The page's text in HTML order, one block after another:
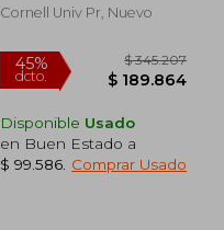
weapons
Cornell Univ Pr, Nuevo
Disponible Usado
en Buen Estado a
$ 99.586 Comprar Usado